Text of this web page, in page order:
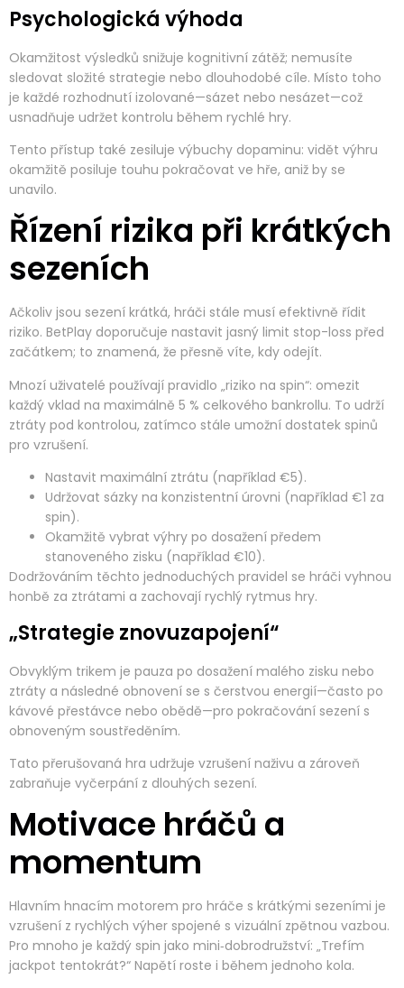
Psychologická výhoda
Okamžitost výsledků snižuje kognitivní zátěž; nemusíte
sledovat složité strategie nebo dlouhodobé cíle. Místo toho
je každé rozhodnutí izolované—sázet nebo nesázet—což
usnadňuje udržet kontrolu během rychlé hry.
Tento přístup také zesiluje výbuchy dopaminu: vidět výhru
okamžitě posiluje touhu pokračovat ve hře, aniž by se
unavilo.
Řízení rizika při krátkých
sezeních
Ačkoliv jsou sezení krátká, hráči stále musí efektivně řídit
riziko. BetPlay doporučuje nastavit jasný limit stop-loss před
začátkem; to znamená, že přesně víte, kdy odejít.
Mnozí uživatelé používají pravidlo „riziko na spin“: omezit
každý vklad na maximálně 5 % celkového bankrollu. To udrží
ztráty pod kontrolou, zatímco stále umožní dostatek spinů
pro vzrušení.
Nastavit maximální ztrátu (například €5).
Udržovat sázky na konzistentní úrovni (například €1 za
spin).
Okamžitě vybrat výhry po dosažení předem
stanoveného zisku (například €10).
Dodržováním těchto jednoduchých pravidel se hráči vyhnou
honbě za ztrátami a zachovají rychlý rytmus hry.
„Strategie znovuzapojení“
Obvyklým trikem je pauza po dosažení malého zisku nebo
ztráty a následné obnovení se s čerstvou energií—často po
kávové přestávce nebo obědě—pro pokračování sezení s
obnoveným soustředěním.
Tato přerušovaná hra udržuje vzrušení naživu a zároveň
zabraňuje vyčerpání z dlouhých sezení.
Motivace hráčů a
momentum
Hlavním hnacím motorem pro hráče s krátkými sezeními je
vzrušení z rychlých výher spojené s vizuální zpětnou vazbou.
Pro mnoho je každý spin jako mini‑dobrodružství: „Trefím
jackpot tentokrát?“ Napětí roste i během jednoho kola.